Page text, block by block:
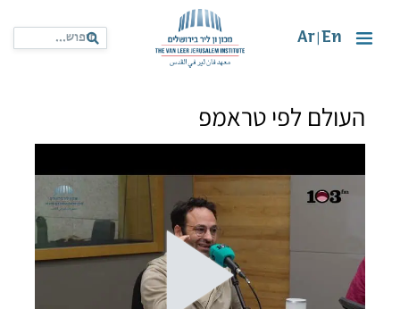
En
Ar
העולם לפי טראמפ